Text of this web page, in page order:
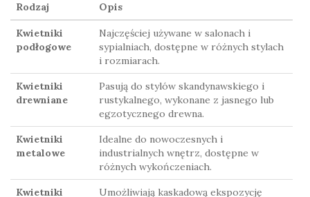
Rodzaj Opis
Kwietniki
podłogowe
Najczęściej używane w salonach i
sypialniach, dostępne w różnych stylach
i rozmiarach.
Kwietniki
drewniane
Pasują do stylów skandynawskiego i
rustykalnego, wykonane z jasnego lub
egzotycznego drewna.
Kwietniki
metalowe
Idealne do nowoczesnych i
industrialnych wnętrz, dostępne w
różnych wykończeniach.
Kwietniki
Umożliwiają kaskadową ekspozycję